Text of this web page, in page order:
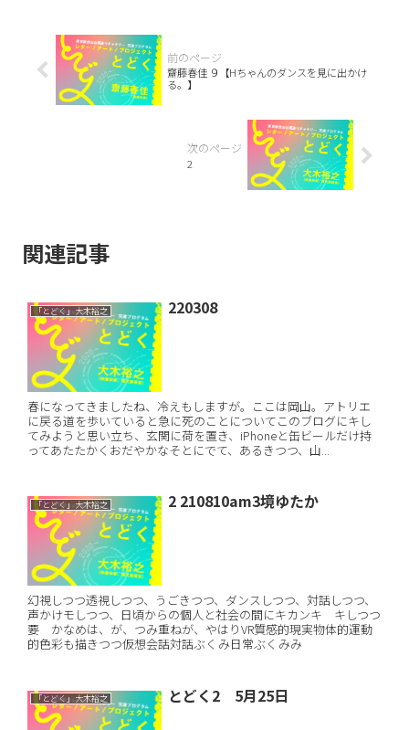
齋藤春佳 ９【Hちゃんのダンスを見に出かけ
る。】
2
関連記事
「とどく」大木裕之 220308
春になってきましたね、冷えもしますが。ここは岡山。アトリエ
に戻る道を歩いていると急に死のことについてこのブログにキし
てみようと思い立ち、玄関に荷を置き、iPhoneと缶ビールだけ持
ってあたたかくおだやかなそとにでて、あるきつつ、山...
「とどく」大木裕之 2 210810am3境ゆたか
幻視しつつ透視しつつ、うごきつつ、ダンスしつつ、対話しつつ、
声かけモしつつ、日頃からの個人と社会の間にキカンキ キしつつ
要 かなめは、が、つみ重ねが、やはりVR質感的現実物体的運動
的色彩も描きつつ仮想会話対話ぶくみ日常ぶくみみ
「とどく」大木裕之 とどく2 5月25日